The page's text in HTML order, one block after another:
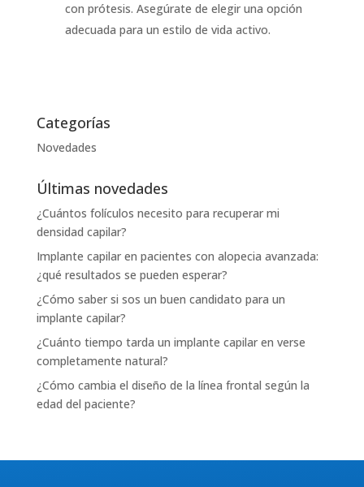
con prótesis. Asegúrate de elegir una opción
adecuada para un estilo de vida activo.
Categorías
Novedades
Últimas novedades
¿Cuántos folículos necesito para recuperar mi
densidad capilar?
Implante capilar en pacientes con alopecia avanzada:
¿qué resultados se pueden esperar?
¿Cómo saber si sos un buen candidato para un
implante capilar?
¿Cuánto tiempo tarda un implante capilar en verse
completamente natural?
¿Cómo cambia el diseño de la línea frontal según la
edad del paciente?